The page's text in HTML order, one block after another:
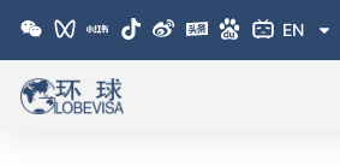
EN